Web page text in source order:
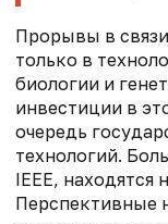
Прорывы в
только в
биологии и
инвестиции в
очередь
технологий.
IEEE, находятся
Перспективные